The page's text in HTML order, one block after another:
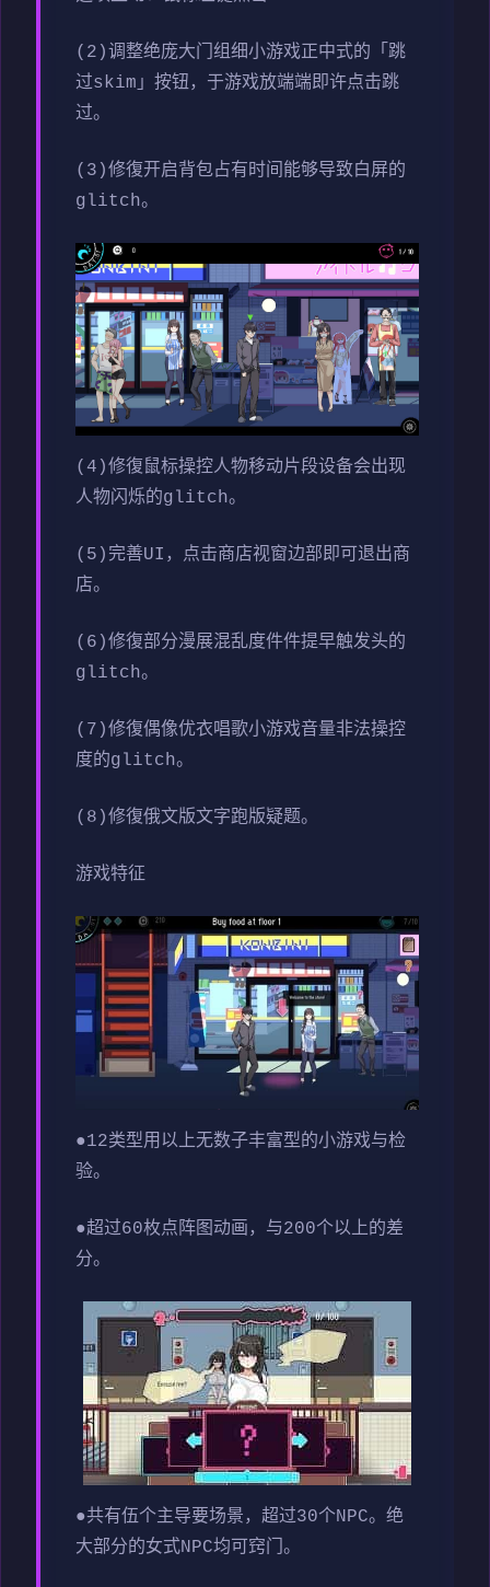
(2)调整绝庞大门组细小游戏正中式的「跳
过skim」按钮，于游戏放端端即许点击跳
过。
(3)修復开启背包占有时间能够导致白屏的
glitch。
(4)修復鼠标操控人物移动片段设备会出现
人物闪烁的glitch。
(5)完善UI，点击商店视窗边部即可退出商
店。
(6)修復部分漫展混乱度件件提早触发头的
glitch。
(7)修復偶像优衣唱歌小游戏音量非法操控
度的glitch。
(8)修復俄文版文字跑版疑题。
游戏特征
●12类型用以上无数子丰富型的小游戏与检
验。
●超过60枚点阵图动画，与200个以上的差
分。
●共有伍个主导要场景，超过30个NPC。绝
大部分的女式NPC均可窍门。